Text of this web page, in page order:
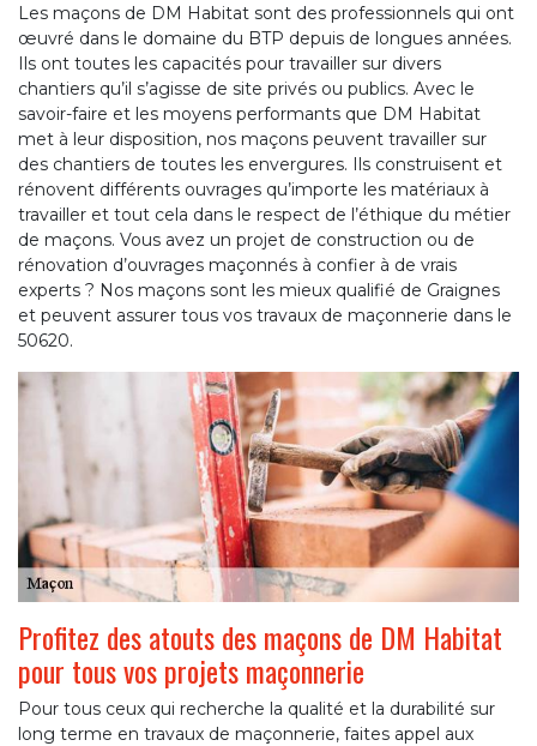
Les maçons de DM Habitat sont des professionnels qui ont
œuvré dans le domaine du BTP depuis de longues années.
Ils ont toutes les capacités pour travailler sur divers
chantiers qu’il s’agisse de site privés ou publics. Avec le
savoir-faire et les moyens performants que DM Habitat
met à leur disposition, nos maçons peuvent travailler sur
des chantiers de toutes les envergures. Ils construisent et
rénovent différents ouvrages qu’importe les matériaux à
travailler et tout cela dans le respect de l’éthique du métier
de maçons. Vous avez un projet de construction ou de
rénovation d’ouvrages maçonnés à confier à de vrais
experts ? Nos maçons sont les mieux qualifié de Graignes
et peuvent assurer tous vos travaux de maçonnerie dans le
50620.
Profitez des atouts des maçons de DM Habitat
pour tous vos projets maçonnerie
Pour tous ceux qui recherche la qualité et la durabilité sur
long terme en travaux de maçonnerie, faites appel aux